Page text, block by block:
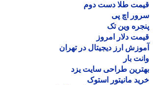
طلا دست دوم
اچ پی
وین تک
دلار امروز
ارز دیجیتال در تهران
بار
طراحی سایت یزد
مانیتور استوک